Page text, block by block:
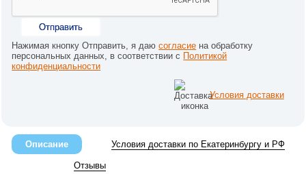
Отправить
Нажимая кнопку Отправить, я даюсогласие на обработку
персональных данных, в соответствии с Политикой
конфиденциальности
Условия доставки
Описание Условия доставки по Екатеринбургу и РФ
Отзывы